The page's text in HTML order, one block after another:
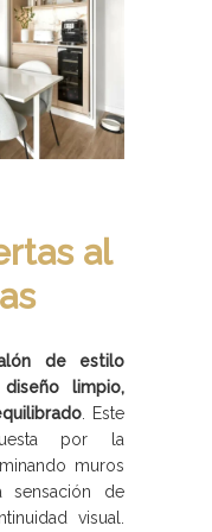
al
de estilo
diseño limpio,
. Este
por la
muros
sensación de
visual.